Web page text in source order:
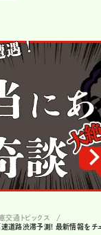
交通トピックス
道路渋滞予測! 最新情報をチ